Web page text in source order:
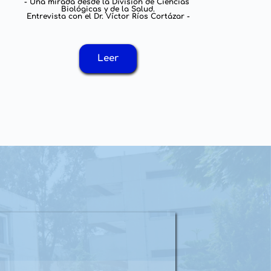
- Una mirada desde la División de Ciencias
Biológicas y de la Salud.
Entrevista con el Dr. Víctor Ríos Cortázar -
Leer
Leer
Contreras -